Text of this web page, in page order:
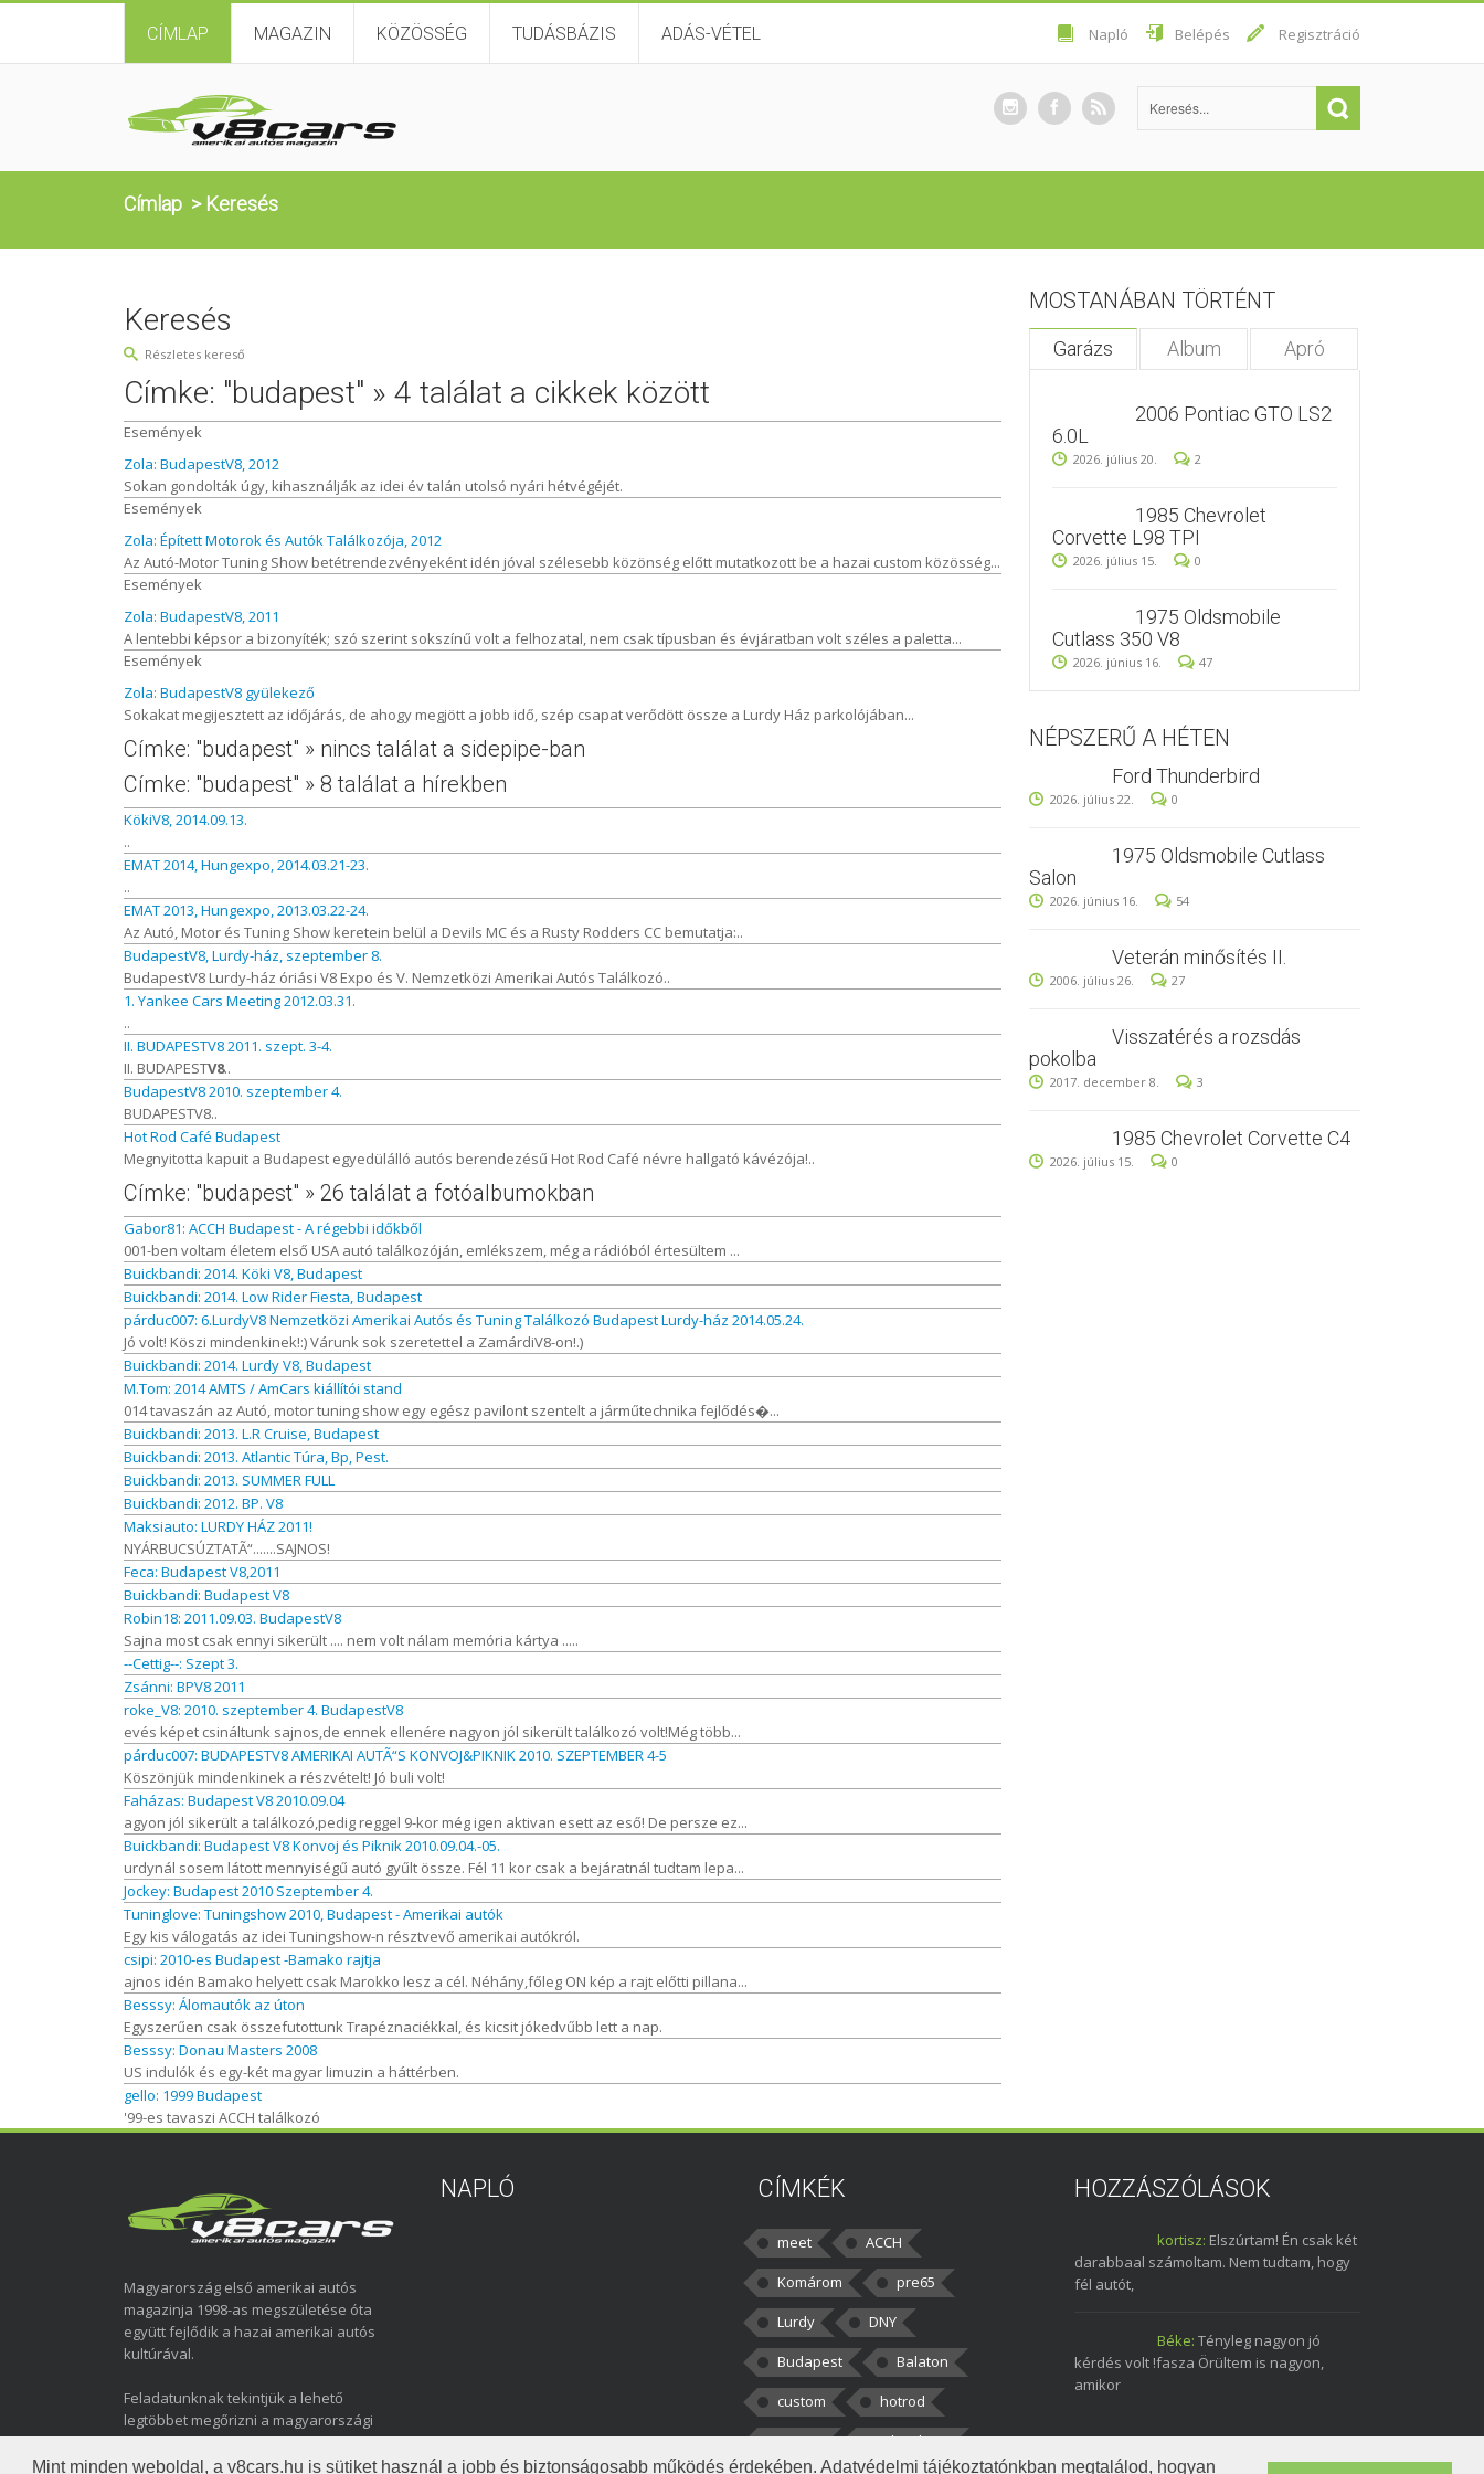
Mint minden weboldal, a v8cars.hu is sütiket használ a jobb és biztonságosabb működés érdekében. Adatvédelmi tájékoztatónkban megtalálod, hogyan
CÍMLAP MAGAZIN KÖZÖSSÉG TUDÁSBÁZIS ADÁS-VÉTEL Napló Belépés Regisztráció
Címlap > Keresés
Keresés
Részletes kereső
Címke: "budapest" » 4 találat a cikkek között
Események
Zola: BudapestV8, 2012
Sokan gondolták úgy, kihasználják az idei év talán utolsó nyári hétvégéjét.
Események
Zola: Épített Motorok és Autók Találkozója, 2012
Az Autó-Motor Tuning Show betétrendezvényeként idén jóval szélesebb közönség előtt mutatkozott be a hazai custom közösség...
Események
Zola: BudapestV8, 2011
A lentebbi képsor a bizonyíték; szó szerint sokszínű volt a felhozatal, nem csak típusban és évjáratban volt széles a paletta...
Események
Zola: BudapestV8 gyülekező
Sokakat megijesztett az időjárás, de ahogy megjött a jobb idő, szép csapat verődött össze a Lurdy Ház parkolójában...
Címke: "budapest" » nincs találat a sidepipe-ban
Címke: "budapest" » 8 találat a hírekben
KökiV8, 2014.09.13.
..
EMAT 2014, Hungexpo, 2014.03.21-23.
..
EMAT 2013, Hungexpo, 2013.03.22-24.
Az Autó, Motor és Tuning Show keretein belül a Devils MC és a Rusty Rodders CC bemutatja:..
BudapestV8, Lurdy-ház, szeptember 8.
BudapestV8 Lurdy-ház óriási V8 Expo és V. Nemzetközi Amerikai Autós Találkozó..
1. Yankee Cars Meeting 2012.03.31.
..
II. BUDAPESTV8 2011. szept. 3-4.
II. BUDAPESTV8..
BudapestV8 2010. szeptember 4.
BUDAPESTV8..
Hot Rod Café Budapest
Megnyitotta kapuit a Budapest egyedülálló autós berendezésű Hot Rod Café névre hallgató kávézója!..
Címke: "budapest" » 26 találat a fotóalbumokban
Gabor81: ACCH Budapest - A régebbi időkből
001-ben voltam életem első USA autó találkozóján, emlékszem, még a rádióból értesültem ...
Buickbandi: 2014. Köki V8, Budapest
Buickbandi: 2014. Low Rider Fiesta, Budapest
párduc007: 6.LurdyV8 Nemzetközi Amerikai Autós és Tuning Találkozó Budapest Lurdy-ház 2014.05.24.
Jó volt! Köszi mindenkinek!:) Várunk sok szeretettel a ZamárdiV8-on!.)
Buickbandi: 2014. Lurdy V8, Budapest
M.Tom: 2014 AMTS / AmCars kiállítói stand
014 tavaszán az Autó, motor tuning show egy egész pavilont szentelt a járműtechnika fejlődés�...
Buickbandi: 2013. L.R Cruise, Budapest
Buickbandi: 2013. Atlantic Túra, Bp, Pest.
Buickbandi: 2013. SUMMER FULL
Buickbandi: 2012. BP. V8
Maksiauto: LURDY HÁZ 2011!
NYÁRBUCSÚZTATÃ“.......SAJNOS!
Feca: Budapest V8,2011
Buickbandi: Budapest V8
Robin18: 2011.09.03. BudapestV8
Sajna most csak ennyi sikerült .... nem volt nálam memória kártya .....
--Cettig--: Szept 3.
Zsánni: BPV8 2011
roke_V8: 2010. szeptember 4. BudapestV8
evés képet csináltunk sajnos,de ennek ellenére nagyon jól sikerült találkozó volt!Még több...
párduc007: BUDAPESTV8 AMERIKAI AUTÃ“S KONVOJ&PIKNIK 2010. SZEPTEMBER 4-5
Köszönjük mindenkinek a részvételt! Jó buli volt!
Faházas: Budapest V8 2010.09.04
agyon jól sikerült a találkozó,pedig reggel 9-kor még igen aktivan esett az eső! De persze ez...
Buickbandi: Budapest V8 Konvoj és Piknik 2010.09.04.-05.
urdynál sosem látott mennyiségű autó gyűlt össze. Fél 11 kor csak a bejáratnál tudtam lepa...
Jockey: Budapest 2010 Szeptember 4.
Tuninglove: Tuningshow 2010, Budapest - Amerikai autók
Egy kis válogatás az idei Tuningshow-n résztvevő amerikai autókról.
csipi: 2010-es Budapest -Bamako rajtja
ajnos idén Bamako helyett csak Marokko lesz a cél. Néhány,főleg ON kép a rajt előtti pillana...
Besssy: Álomautók az úton
Egyszerűen csak összefutottunk Trapéznaciékkal, és kicsit jókedvűbb lett a nap.
Besssy: Donau Masters 2008
US indulók és egy-két magyar limuzin a háttérben.
gello: 1999 Budapest
'99-es tavaszi ACCH találkozó
MOSTANÁBAN TÖRTÉNT
Garázs Album Apró
2006 Pontiac GTO LS2
6.0L
2026. július 20. 2
1985 Chevrolet
Corvette L98 TPI
2026. július 15. 0
1975 Oldsmobile
Cutlass 350 V8
2026. június 16. 47
NÉPSZERŰ A HÉTEN
Ford Thunderbird
2026. július 22. 0
1975 Oldsmobile Cutlass
Salon
2026. június 16. 54
Veterán minősítés II.
2006. július 26. 27
Visszatérés a rozsdás
pokolba
2017. december 8. 3
1985 Chevrolet Corvette C4
2026. július 15. 0
Magyarország első amerikai autós
magazinja 1998-as megszületése óta
együtt fejlődik a hazai amerikai autós
kultúrával.
Feladatunknak tekintjük a lehető
legtöbbet megőrizni a magyarországi
amerikai autózás elmúlt közel három
évtizedéről.
NAPLÓ CÍMKÉK
meet
ACCH
Komárom
pre65
Lurdy
DNY
Budapest
Balaton
custom
hotrod
v8cars
50brothers
HOZZÁSZÓLÁSOK
kortisz: Elszúrtam! Én csak két
darabbaal számoltam. Nem tudtam, hogy
fél autót,
Béke: Tényleg nagyon jó
kérdés volt !fasza Örültem is nagyon,
amikor